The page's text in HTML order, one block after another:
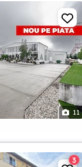
11
3